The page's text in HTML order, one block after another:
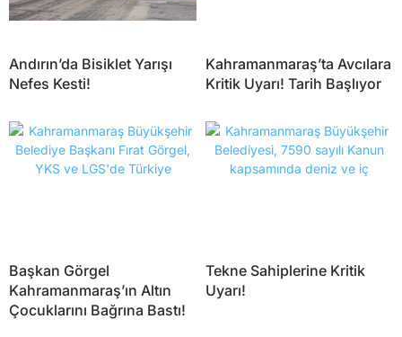
Andırın’da Bisiklet Yarışı
Nefes Kesti!
Kahramanmaraş’ta Avcılara
Kritik Uyarı! Tarih Başlıyor
Başkan Görgel
Kahramanmaraş’ın Altın
Çocuklarını Bağrına Bastı!
Tekne Sahiplerine Kritik
Uyarı!